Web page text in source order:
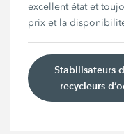
excellent état et
prix et la
Stabilisateurs
recycleurs